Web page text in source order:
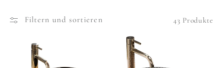
t
Filtern und sortieren 43 Produkte